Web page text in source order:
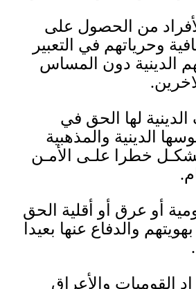
من الحصول على
وحرياتهم في التعبير
الدينية دون المساس
.
لها الحق في
الدينية والمذهبية
خطرا علـى الأمـن
.
أو عرق أو أقلية الحق
والدفاع عنها بعيدا
.
القوميات والأعراق